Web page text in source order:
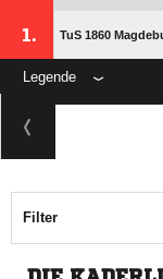
1. TuS 1860
Legende
Filter